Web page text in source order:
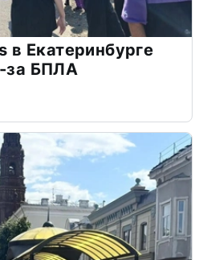
в Екатеринбурге
за БПЛА